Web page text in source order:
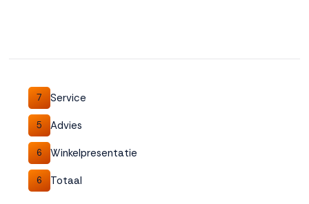
7 Service
5 Advies
6 Winkelpresentatie
6 Totaal